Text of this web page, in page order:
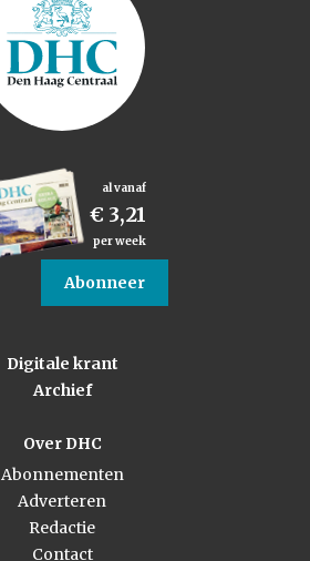
al vanaf
€ 3,21
per week
Abonneer
Digitale krant
Archief
Over DHC
Abonnementen
Adverteren
Redactie
Contact